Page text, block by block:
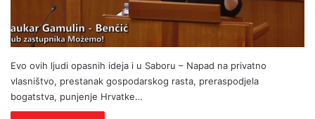
Evo ovih ljudi opasnih ideja i u Saboru – Napad na privatno
vlasništvo, prestanak gospodarskog rasta, preraspodjela
bogatstva, punjenje Hrvatke…